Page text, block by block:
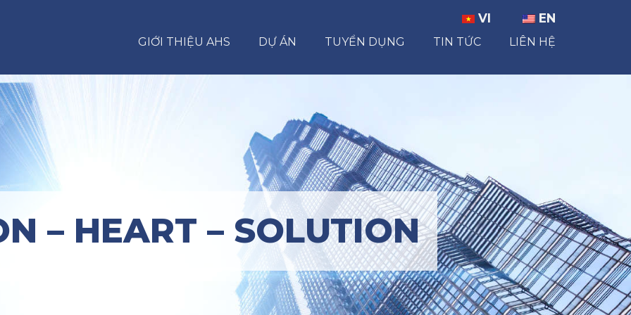
VI EN
GIỚI THIỆU AHS DỰ ÁN TUYỂN DỤNG TIN TỨC LIÊN HỆ
– HEART – SOLUTION